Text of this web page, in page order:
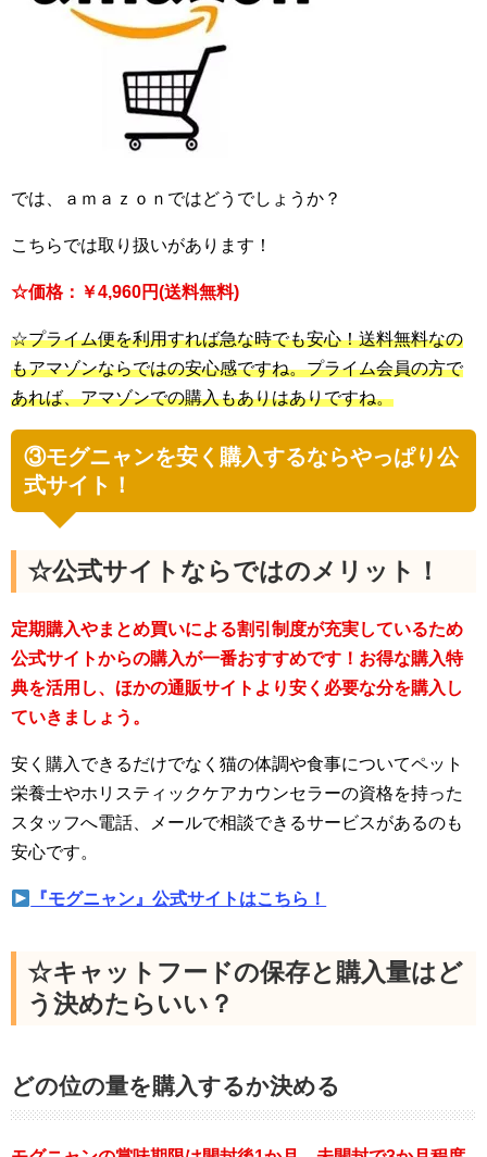
では、ａｍａｚｏｎではどうでしょうか？
こちらでは取り扱いがあります！
☆価格：￥4,960円(送料無料)
☆プライム便を利用すれば急な時でも安心！送料無料なの
もアマゾンならではの安心感ですね。プライム会員の方で
あれば、アマゾンでの購入もありはありですね。
③モグニャンを安く購入するならやっぱり公
式サイト！
☆公式サイトならではのメリット！
定期購入やまとめ買いによる割引制度が充実しているため
公式サイトからの購入が一番おすすめです！お得な購入特
典を活用し、ほかの通販サイトより安く必要な分を購入し
ていきましょう。
安く購入できるだけでなく猫の体調や食事についてペット
栄養士やホリスティックケアカウンセラーの資格を持った
スタッフへ電話、メールで相談できるサービスがあるのも
安心です。
『モグニャン』公式サイトはこちら！
☆キャットフードの保存と購入量はど
う決めたらいい？
どの位の量を購入するか決める